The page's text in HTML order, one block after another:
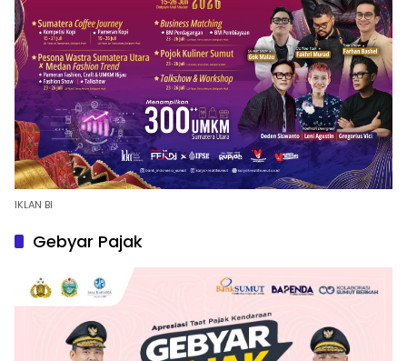
IKLAN BI
Gebyar Pajak